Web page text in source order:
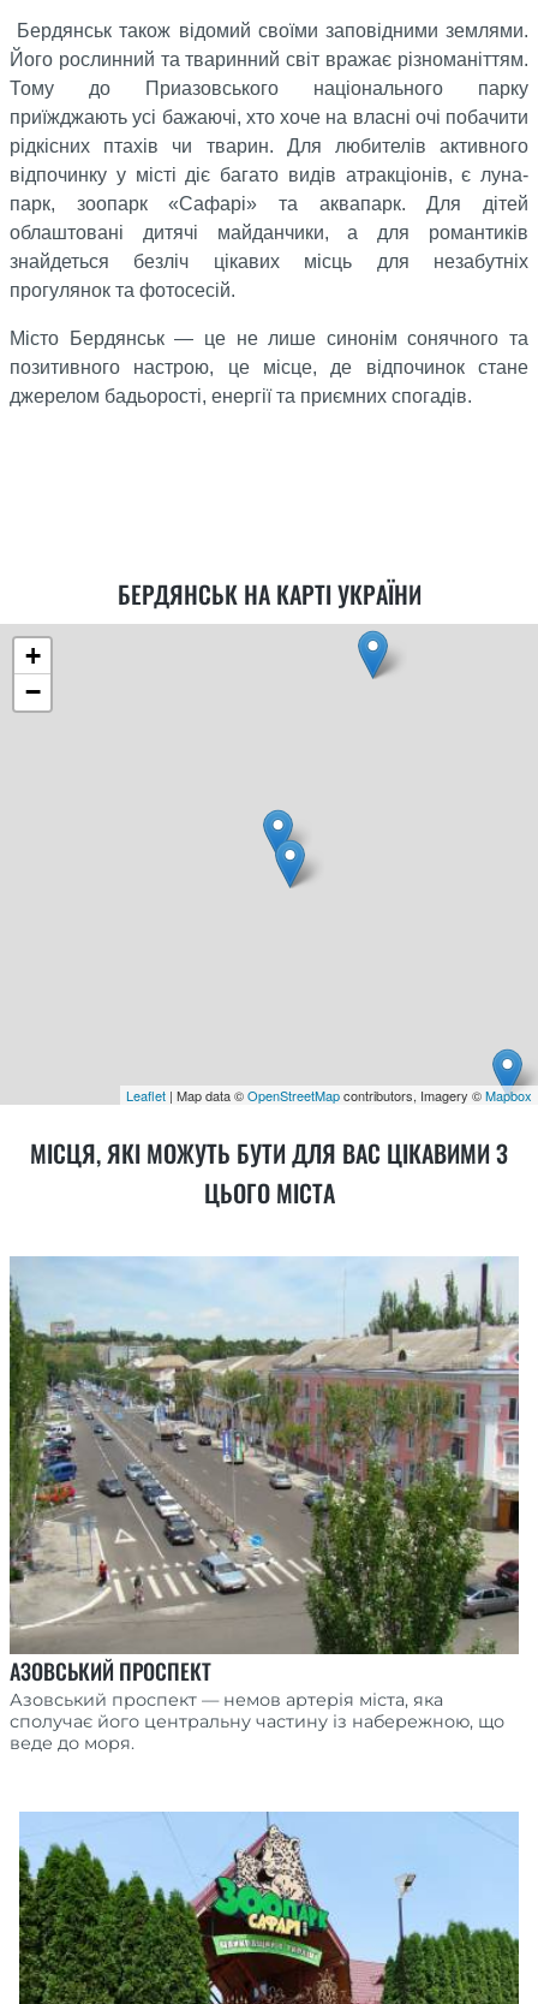
Бердянськ також відомий своїми заповідними землями.
Його рослинний та тваринний світ вражає різноманіттям.
Тому до Приазовського національного парку
приїжджають усі бажаючі, хто хоче на власні очі побачити
рідкісних птахів чи тварин. Для любителів активного
відпочинку у місті діє багато видів атракціонів, є луна-
парк, зоопарк «Сафарі» та аквапарк. Для дітей
облаштовані дитячі майданчики, а для романтиків
знайдеться безліч цікавих місць для незабутніх
прогулянок та фотосесій.
Місто Бердянськ — це не лише синонім сонячного та
позитивного настрою, це місце, де відпочинок стане
джерелом бадьорості, енергії та приємних спогадів.
БЕРДЯНСЬК НА КАРТІ УКРАЇНИ
+
−
Leaflet | Map data ©OpenStreetMapcontributors, Imagery ©Mapbox
МІСЦЯ, ЯКІ МОЖУТЬ БУТИ ДЛЯ ВАС ЦІКАВИМИ З
ЦЬОГО МІСТА
АЗОВСЬКИЙ ПРОСПЕКТ
Азовський проспект — немов артерія міста, яка
сполучає його центральну частину із набережною, що
веде до моря.